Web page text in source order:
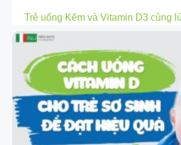
Trẻ uống Kẽm và Vitamin D3 cùng